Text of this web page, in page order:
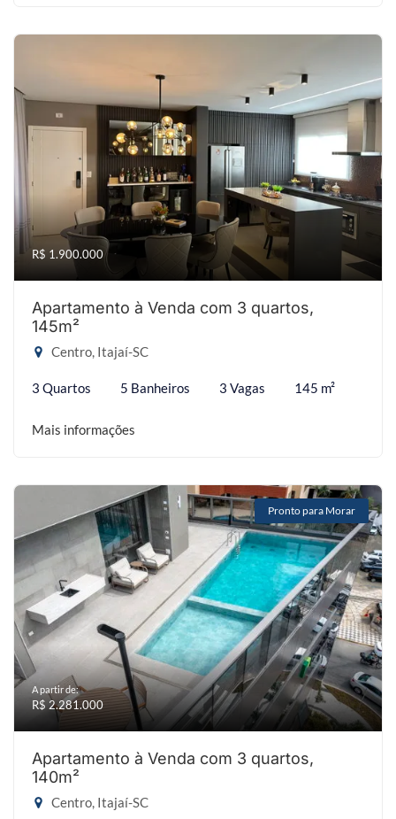
R$ 1.900.000
Apartamento à Venda com 3 quartos,
145m²
Centro, Itajaí-SC
3 Quartos 5 Banheiros 3 Vagas 145 m²
Mais informações
Pronto para Morar
A partir de:
R$ 2.281.000
Apartamento à Venda com 3 quartos,
140m²
Centro, Itajaí-SC